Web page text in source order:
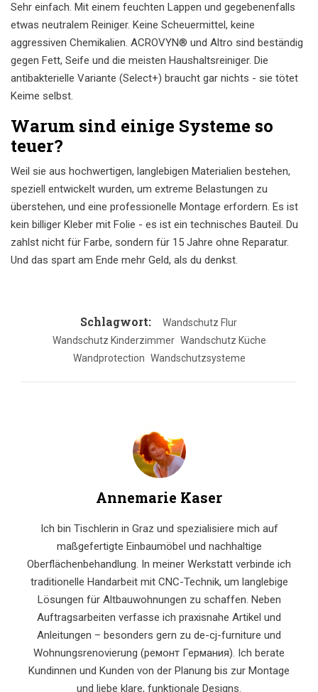
Sehr einfach. Mit einem feuchten Lappen und gegebenenfalls
etwas neutralem Reiniger. Keine Scheuermittel, keine
aggressiven Chemikalien. ACROVYN® und Altro sind beständig
gegen Fett, Seife und die meisten Haushaltsreiniger. Die
antibakterielle Variante (Select+) braucht gar nichts - sie tötet
Keime selbst.
Warum sind einige Systeme so
teuer?
Weil sie aus hochwertigen, langlebigen Materialien bestehen,
speziell entwickelt wurden, um extreme Belastungen zu
überstehen, und eine professionelle Montage erfordern. Es ist
kein billiger Kleber mit Folie - es ist ein technisches Bauteil. Du
zahlst nicht für Farbe, sondern für 15 Jahre ohne Reparatur.
Und das spart am Ende mehr Geld, als du denkst.
Schlagwort:
Wandschutz Flur
Wandschutz Kinderzimmer Wandschutz Küche
Wandprotection Wandschutzsysteme
Annemarie Kaser
Ich bin Tischlerin in Graz und spezialisiere mich auf
maßgefertigte Einbaumöbel und nachhaltige
Oberflächenbehandlung. In meiner Werkstatt verbinde ich
traditionelle Handarbeit mit CNC-Technik, um langlebige
Lösungen für Altbauwohnungen zu schaffen. Neben
Auftragsarbeiten verfasse ich praxisnahe Artikel und
Anleitungen – besonders gern zu de-cj-furniture und
Wohnungsrenovierung (ремонт Германия). Ich berate
Kundinnen und Kunden von der Planung bis zur Montage
und liebe klare, funktionale Designs.